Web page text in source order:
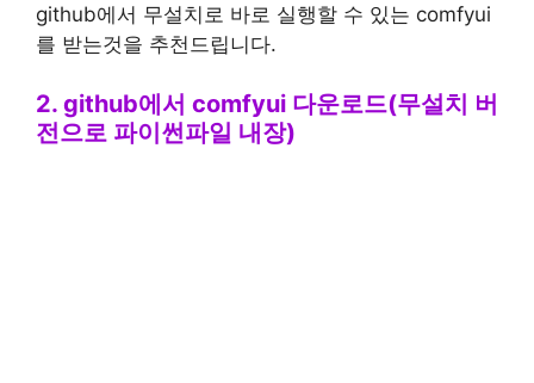
github에서 무설치로 바로 실행할 수 있는 comfyui
를 받는것을 추천드립니다.
2. github에서 comfyui 다운로드(무설치 버
전으로 파이썬파일 내장)